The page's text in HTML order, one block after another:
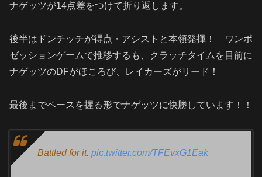
ナゲッツが14点差をつけて折り返します。
後半はドンチッチが得点・アシストと本領発揮！ ワンポ
ゼッションゲームで推移するも、クラッチタイムを目前に
ナゲッツのDFがほころび、レイカーズがリード！
最後までペースを握る形でナゲッツに快勝しています！！
Battled for it. pic.twitter.com/TFEvxG1Eak